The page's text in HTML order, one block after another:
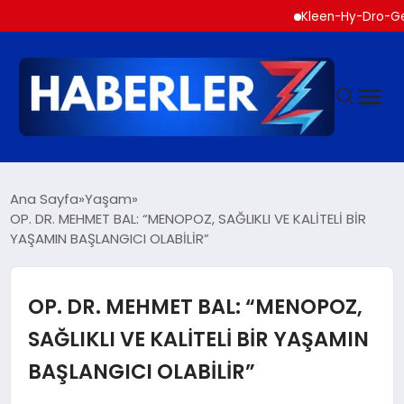
Kleen-Hy-Dro-Gen
SIYASET
DÜNYA
EKONOMI
Ana Sayfa Yaşam
OP. DR. MEHMET BAL: “MENOPOZ, SAĞLIKLI VE KALİTELİ BİR
YAŞAMIN BAŞLANGICI OLABİLİR”
OP. DR. MEHMET BAL: “MENOPOZ,
SAĞLIKLI VE KALİTELİ BİR YAŞAMIN
BAŞLANGICI OLABİLİR”